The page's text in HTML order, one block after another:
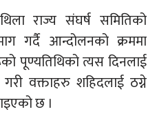
राज्य संघर्ष समितिको
गर्दै आन्दोलनको क्रममा
पूण्यतिथिको त्यस दिनलाई
गरी वक्ताहरु शहिदलाई ठग्ने
छ ।